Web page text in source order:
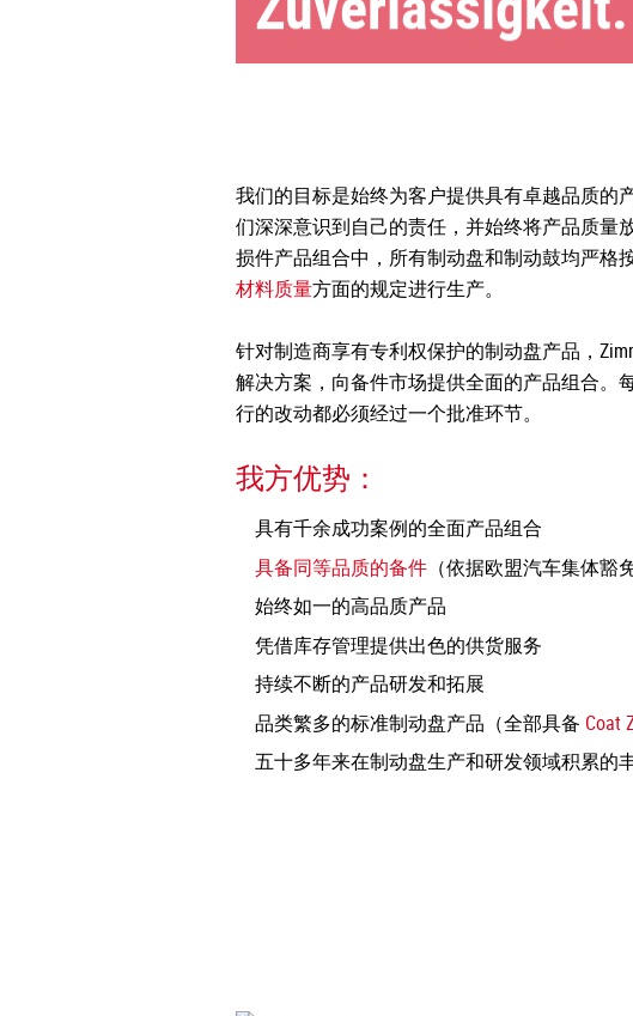
我们的目标是始终为客户提供具有卓越品质的
们深深意识到自己的责任，并始终将产品质量
损件产品组合中，所有制动盘和制动鼓均严格
材料质量方面的规定进行生产。
针对制造商享有专利权保护的制动盘产品，
解决方案，向备件市场提供全面的产品组合。
行的改动都必须经过一个批准环节。
我方优势：
具有千余成功案例的全面产品组合
具备同等品质的备件 （依据欧盟汽车集体豁
始终如一的高品质产品
凭借库存管理提供出色的供货服务
持续不断的产品研发和拓展
品类繁多的标准制动盘产品（全部具备 Coat
五十多年来在制动盘生产和研发领域积累的